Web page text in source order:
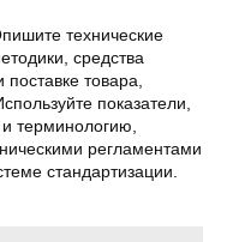
технические
средства
товара,
показатели,
терминологию,
регламентами
стандартизации.